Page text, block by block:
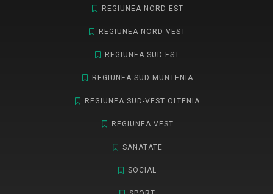
REGIUNEA NORD-EST
REGIUNEA NORD-VEST
REGIUNEA SUD-EST
REGIUNEA SUD-MUNTENIA
REGIUNEA SUD-VEST OLTENIA
REGIUNEA VEST
SANATATE
SOCIAL